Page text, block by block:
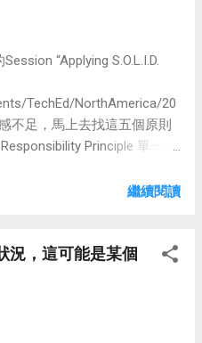
“Applying S.O.L.I.D.
TechEd/NorthAmerica/20
不足，馬上去找這五個原則
Principle 單一職
net-36074 http://teddy-chen-
http://teddy-chen-
里氐替換原則 http://teddy-
繼續閱讀
況，這可能是某個